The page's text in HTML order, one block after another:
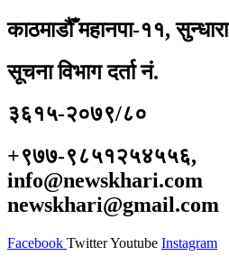
काठमाडौँ महानपा-११, सुन्धारा
सूचना विभाग दर्ता नं.
३६१५-२०७९/८०
+९७७-९८५१२५४५५६,
info@newskhari.com
newskhari@gmail.com
Facebook TwitterYoutube Instagram